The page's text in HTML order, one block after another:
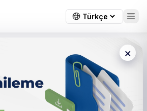
×
Hakkında